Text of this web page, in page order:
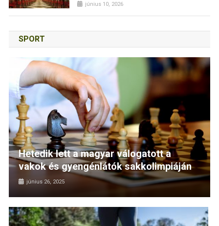
június 10, 2026
SPORT
Hetedik lett a magyar válogatott a
vakok és gyengénlátók sakkolimpiáján
június 26, 2025